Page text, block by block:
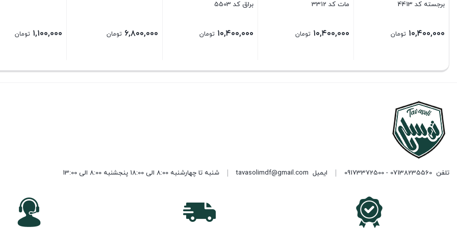
برجسته کد 4413
۱۰,۴۰۰,۰۰۰ تومان
مات کد 3312
۱۰,۴۰۰,۰۰۰ تومان
براق کد 5503
۱۰,۴۰۰,۰۰۰ تومان ۶,۸۰۰,۰۰۰ تومان ۱,۱۰۰,۰۰۰ تومان
تلفن 07138235560 - 09173372500 ایمیل tavasolimdf@gmail.com شنبه تا چهارشنبه 8:00 الی 18:00 پنجشنبه 8:00 الی 13:00